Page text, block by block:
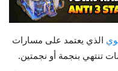
الذي يعتمد على مسارات
تنتهي بنجمة أو نجمتين.